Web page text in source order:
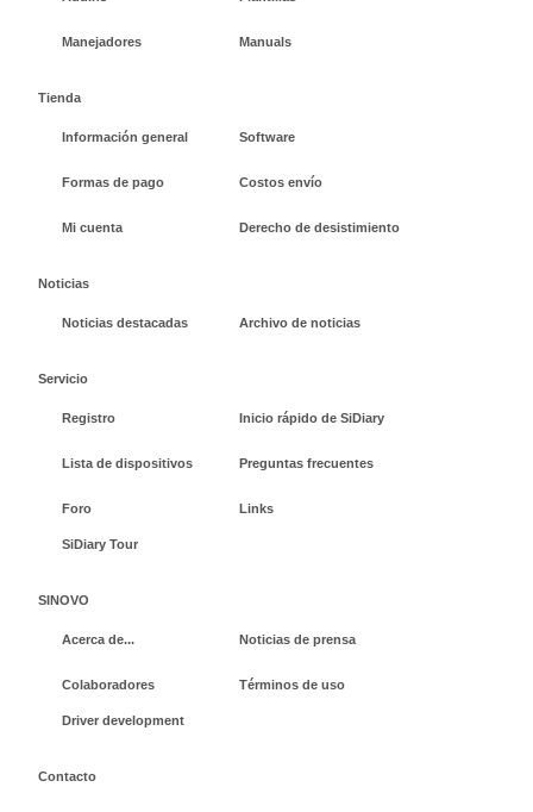
Manejadores Manuals
Tienda
Información general Software
Formas de pago Costos envío
Mi cuenta Derecho de desistimiento
Noticias
Noticias destacadas Archivo de noticias
Servicio
Registro Inicio rápido de SiDiary
Lista de dispositivos Preguntas frecuentes
Foro Links
SiDiary Tour
SINOVO
Acerca de... Noticias de prensa
Colaboradores Términos de uso
Driver development
Contacto